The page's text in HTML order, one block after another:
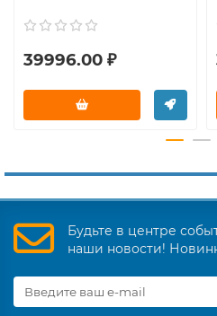
39996.00 ₽
Будьте в центре
наши новости!